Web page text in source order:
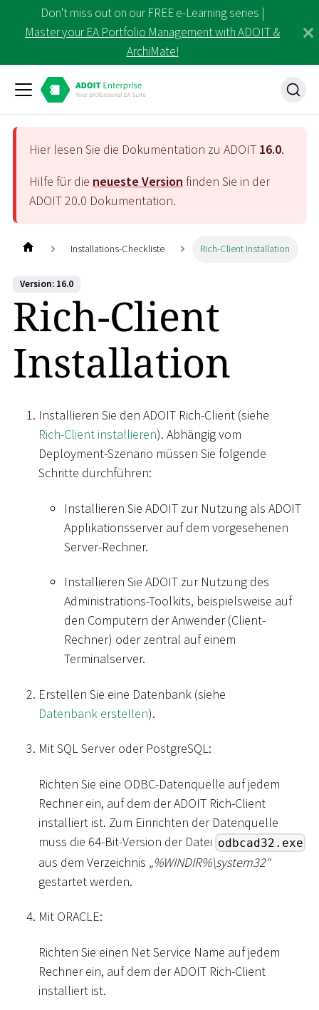
Don't miss out on our FREE e-Learning series |
Master your EA Portfolio Management with ADOIT &
ArchiMate!
Hier lesen Sie die Dokumentation zu ADOIT 16.0.
Hilfe für die neueste Version finden Sie in der
ADOIT20.0 Dokumentation.
Installations-Checkliste Rich-Client Installation
Version: 16.0
Rich-Client
Installation
Installieren Sie den ADOIT Rich-Client (siehe
Rich-Client installieren). Abhängig vom
Deployment-Szenario müssen Sie folgende
Schritte durchführen:
Installieren Sie ADOIT zur Nutzung als ADOIT
Applikationsserver auf dem vorgesehenen
Server-Rechner.
Installieren Sie ADOIT zur Nutzung des
Administrations-Toolkits, beispielsweise auf
den Computern der Anwender (Client-
Rechner) oder zentral auf einem
Terminalserver.
Erstellen Sie eine Datenbank (siehe
Datenbank erstellen).
Mit SQL Server oder PostgreSQL:
Richten Sie eine ODBC-Datenquelle auf jedem
Rechner ein, auf dem der ADOIT Rich-Client
installiert ist. Zum Einrichten der Datenquelle
muss die 64-Bit-Version der Datei odbcad32.exe
aus dem Verzeichnis „%WINDIR%\system32“
gestartet werden.
Mit ORACLE:
Richten Sie einen Net Service Name auf jedem
Rechner ein, auf dem der ADOIT Rich-Client
installiert ist.